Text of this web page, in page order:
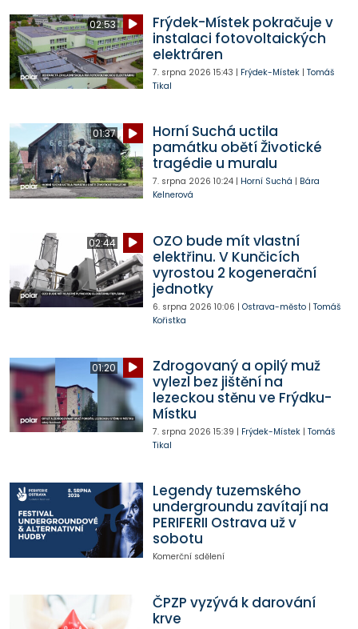
02:53
Frýdek-Místek pokračuje v
instalaci fotovoltaických
elektráren
7. srpna 2026 15:43 | Frýdek-Místek| Tomáš
Tikal
01:37
Horní Suchá uctila
památku obětí Životické
tragédie u muralu
7. srpna 2026 10:24| Horní Suchá | Bára
Kelnerová
02:44
OZO bude mít vlastní
elektřinu. V Kunčicích
vyrostou 2 kogenerační
jednotky
6. srpna 2026 10:06 | Ostrava-město| Tomáš
Kořistka
01:20
Zdrogovaný a opilý muž
vylezl bez jištění na
lezeckou stěnu ve Frýdku-
Místku
7. srpna 2026 15:39 | Frýdek-Místek| Tomáš
Tikal
Legendy tuzemského
undergroundu zavítají na
PERIFERII Ostrava už v
sobotu
Komerční sdělení
ČPZP vyzývá k darování
krve